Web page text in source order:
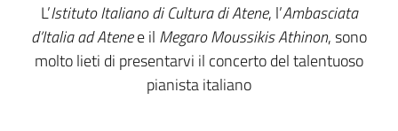
L’Istituto Italiano di Cultura di Atene, l’Ambasciata
d’Italia ad Atenee il Megaro Moussikis Athinon, sono
molto lieti di presentarvi il concerto del talentuoso
pianista italiano